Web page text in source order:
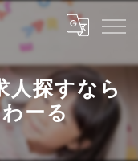
人探すなら
ーる